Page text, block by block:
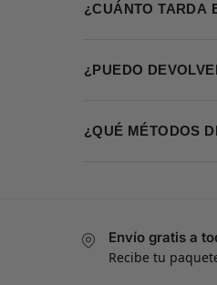
¿CUÁNTO TARDA
¿PUEDO
¿QUÉ MÉTODOS
Envío gratis a
Recibe tu